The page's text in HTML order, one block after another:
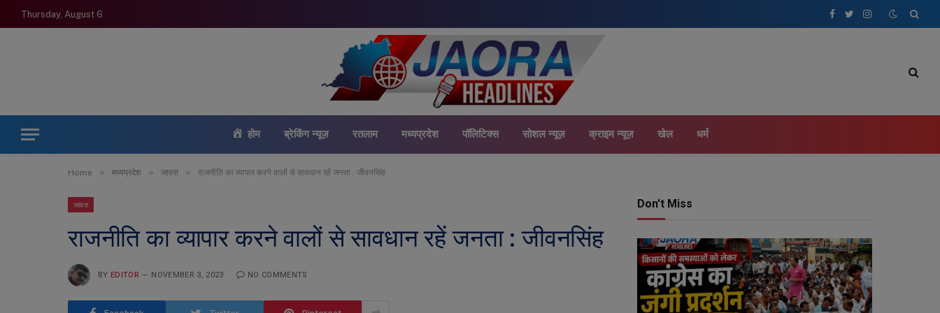
Thursday, August 6
Facebook
TwitterInstagram
होम ब्रेकिंग न्यूज़ रतलाम मध्यप्रदेश पॉलिटिक्स सोशल न्यूज़ क्राइम न्यूज़ खेल धर्म
Home » मध्यप्रदेश » जावरा » राजनीति का व्यापार करने वालों से सावधान रहें जनता : जीवनसिंह
जावरा
राजनीति का व्यापार करने वालों से सावधान रहें जनता : जीवनसिंह
BY EDITOR NOVEMBER 3, 2023 NO COMMENTS
Don't Miss